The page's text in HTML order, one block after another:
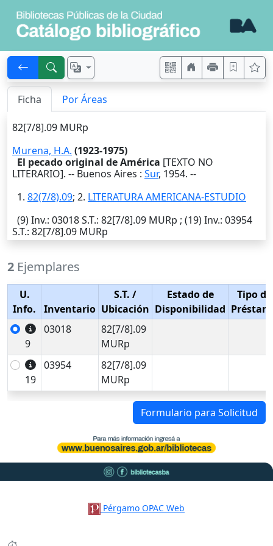
Ficha Por Áreas
82[7/8].09 MURp
Murena, H.A. (1923-1975)
El pecado original de América [TEXTO NO
LITERARIO]. -- Buenos Aires : Sur, 1954. --
1. 82(7/8).09; 2. LITERATURA AMERICANA-ESTUDIO
(9)Inv.: 03018S.T.: 82[7/8].09 MURp ; (19)Inv.: 03954
S.T.: 82[7/8].09 MURp
2 Ejemplares
U.
Info.
Inventario
S.T. /
Ubicación
Estado de
Disponibilidad
Tipo de
9
03018
82[7/8].09
MURp
19
03954
82[7/8].09
MURp
Formulario para Solicitud
Pérgamo OPAC Web